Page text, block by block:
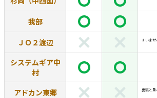
我部
ＪＯ２渡辺
すいま
システムギア中
村
アドカン東郷
出張と重